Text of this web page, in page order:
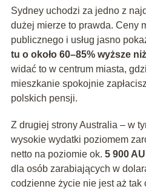
Sydney uchodzi za jedno z
dużej mierze to prawda. Ceny
publicznego i usług jasno
tu o około 60–85% wyższe
widać to w centrum miasta,
mieszkanie spokojnie
polskich pensji.
Z drugiej strony Australia – w
wysokie wydatki poziomem
netto na poziomie ok. 5 900
dla osób zarabiających w
codzienne życie nie jest aż tak